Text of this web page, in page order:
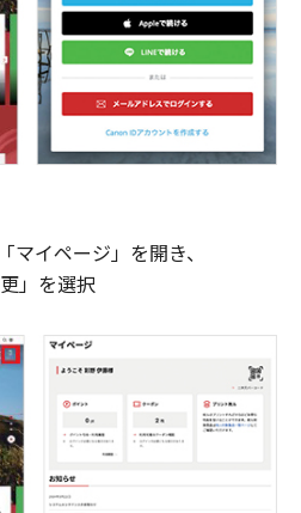
イページ」を開き、
」を選択